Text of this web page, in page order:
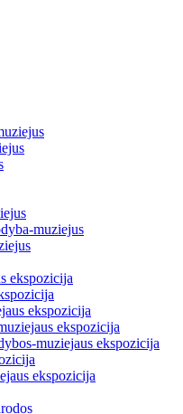
muziejus
ekspozicija
ekspozicija
ekspozicija
muziejaus ekspozicija
ekspozicija